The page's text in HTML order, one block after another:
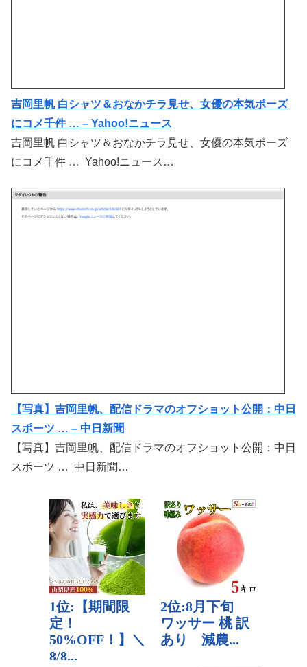
吉岡里帆 白シャツ＆おなかチラ見せ、女優の本気ポーズ
にコメ千件 … – Yahoo!ニュース
吉岡里帆 白シャツ＆おなかチラ見せ、女優の本気ポーズ
にコメ千件 … Yahoo!ニュース…
【写真】吉岡里帆、配信ドラマのオフショット公開：中日
スポーツ … – 中日新聞
【写真】吉岡里帆、配信ドラマのオフショット公開：中日
スポーツ … 中日新聞…